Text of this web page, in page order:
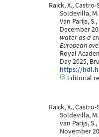
Raick, X.,
Soldevilla,
Van Parijs,
December
water as a
European
Royal
Day 2025,
https://
Editorial
Raick, X.,
Soldevilla,
van Parijs, S.,
November